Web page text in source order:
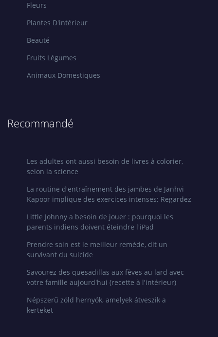
Fleurs
Plantes D'intérieur
Beauté
Fruits Légumes
Animaux Domestiques
Recommandé
Les adultes ont aussi besoin de livres à colorier,
selon la science
La routine d'entraînement des jambes de Janhvi
Kapoor implique des exercices intenses; Regardez
Little Johnny a besoin de jouer : pourquoi les
parents indiens doivent éteindre l'iPad
Prendre soin est le meilleur remède, dit un
survivant du suicide
Savourez des quesadillas aux fèves au lard avec
votre famille aujourd'hui (recette à l'intérieur)
Népszerű zöld hernyók, amelyek átveszik a
kerteket